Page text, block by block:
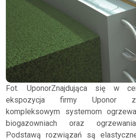
Fot. UponorZnajdująca się w
ekspozycja firmy Uponor
kompleksowym systemom
biogazowniach oraz
Podstawą rozwiązań są